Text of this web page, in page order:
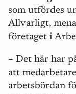
som utfördes
Allvarligt,
företaget i
– Det här har
att
arbetsbördan